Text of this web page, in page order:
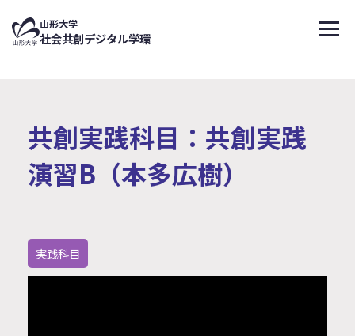
山形大学
社会共創デジタル学環 メニ
共創実践科目：共創実践
演習B（本多広樹）
実践科目
↑